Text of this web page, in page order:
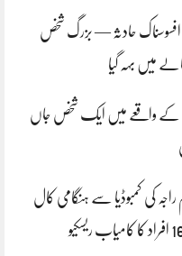
افسوسناک حادثہ — بزرگ شخص
میں بہہ گیا
کے واقعے میں ایک شخص جاں
راجہ کی کمبوڈیا سے ہنگامی کال